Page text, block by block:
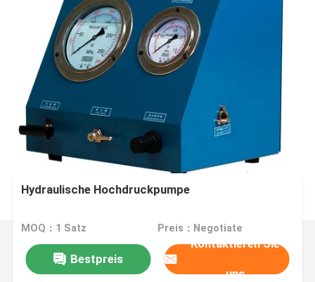
Hydraulische Hochdruckpumpe
MOQ：1 Satz Preis：Negotiate
Bestpreis
Kontaktieren Sie
uns